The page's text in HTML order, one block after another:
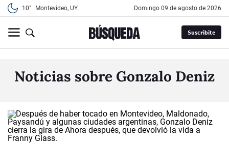
10° Montevideo, UY domingo 09 de agosto de 2026
Suscribite
Noticias sobre Gonzalo Deniz